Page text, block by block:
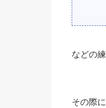
などの
その際に